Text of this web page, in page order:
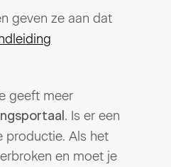
geven ze aan dat
geeft meer
. Is er een
productie. Als het
en moet je